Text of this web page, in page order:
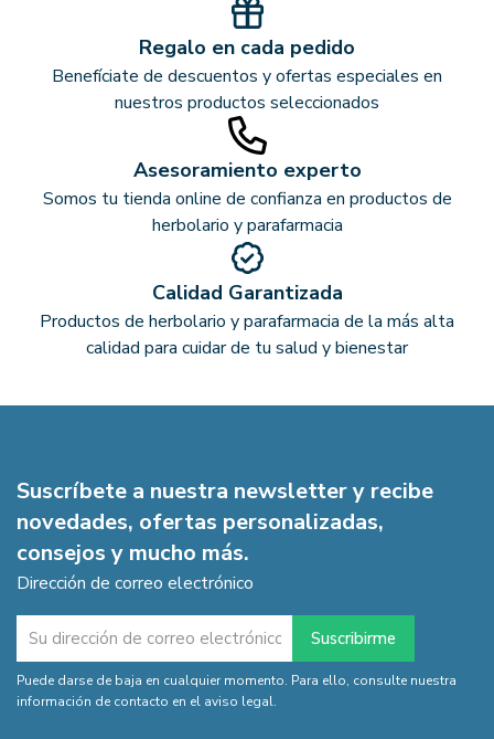
Regalo en cada pedido
Benefíciate de descuentos y ofertas especiales en
nuestros productos seleccionados
Asesoramiento experto
Somos tu tienda online de confianza en productos de
herbolario y parafarmacia
Calidad Garantizada
Productos de herbolario y parafarmacia de la más alta
calidad para cuidar de tu salud y bienestar
Suscríbete a nuestra newsletter y recibe
novedades, ofertas personalizadas,
consejos y mucho más.
Dirección de correo electrónico
Puede darse de baja en cualquier momento. Para ello, consulte nuestra
información de contacto en el aviso legal.